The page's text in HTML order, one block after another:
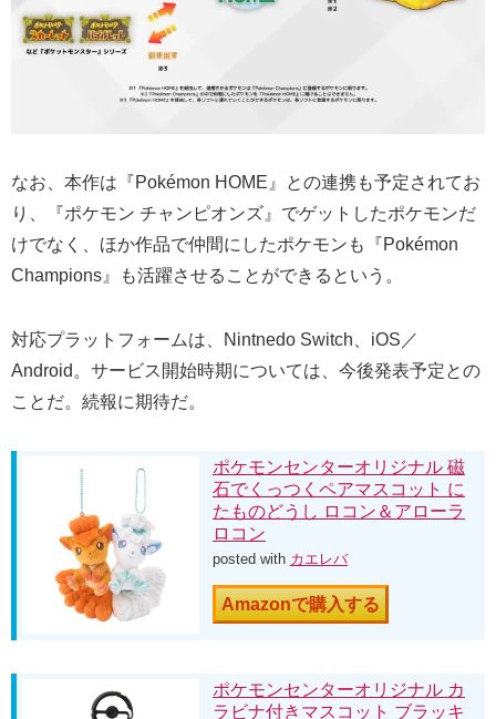
なお、本作は『Pokémon HOME』との連携も予定されてお
り、『ポケモン チャンピオンズ』でゲットしたポケモンだ
けでなく、ほか作品で仲間にしたポケモンも『Pokémon
Champions』も活躍させることができるという。
対応プラットフォームは、Nintnedo Switch、iOS／
Android。サービス開始時期については、今後発表予定との
ことだ。続報に期待だ。
ポケモンセンターオリジナル 磁
石でくっつくペアマスコット に
たものどうし ロコン＆アローラ
ロコン
posted with カエレバ
Amazonで購入する
ポケモンセンターオリジナル カ
ラビナ付きマスコット ブラッキ